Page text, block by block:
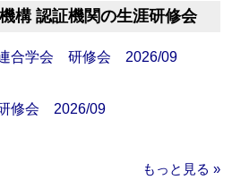
構 認証機関の生涯研修会
連合学会 研修会 2026/09
修会 2026/09
もっと見る »